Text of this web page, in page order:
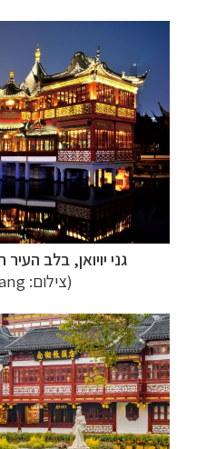
גני יויואן, בלב
(צילום: zorazhuang)